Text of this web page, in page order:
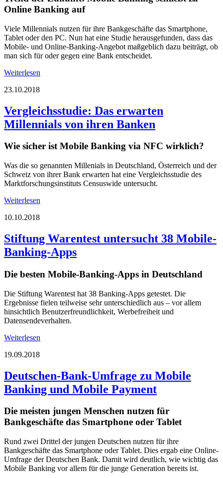
Online Banking auf
Viele Millennials nutzen für ihre Bankgeschäfte das Smartphone,
Tablet oder den PC. Nun hat eine Studie herausgefunden, dass das
Mobile- und Online-Banking-Angebot maßgeblich dazu beiträgt, ob
man sich für oder gegen eine Bank entscheidet.
Weiterlesen
23.10.2018
Vergleichsstudie: Das erwarten
Millennials von ihren Banken
Wie sicher ist Mobile Banking via NFC wirklich?
Was die so genannten Millenials in Deutschland, Österreich und der
Schweiz von ihrer Bank erwarten hat eine Vergleichsstudie des
Marktforschungsinstituts Censuswide untersucht.
Weiterlesen
10.10.2018
Stiftung Warentest untersucht 38 Mobile-
Banking-Apps
Die besten Mobile-Banking-Apps in Deutschland
Die Stiftung Warentest hat 38 Banking-Apps getestet. Die
Ergebnisse fielen teilweise sehr unterschiedlich aus – vor allem
hinsichtlich Benutzerfreundlichkeit, Werbefreiheit und
Datensendeverhalten.
Weiterlesen
19.09.2018
Deutschen-Bank-Umfrage zu Mobile
Banking und Mobile Payment
Die meisten jungen Menschen nutzen für
Bankgeschäfte das Smartphone oder Tablet
Rund zwei Drittel der jungen Deutschen nutzen für ihre
Bankgeschäfte das Smartphone oder Tablet. Dies ergab eine Online-
Umfrage der Deutschen Bank. Damit wird deutlich, wie wichtig das
Mobile Banking vor allem für die junge Generation bereits ist.